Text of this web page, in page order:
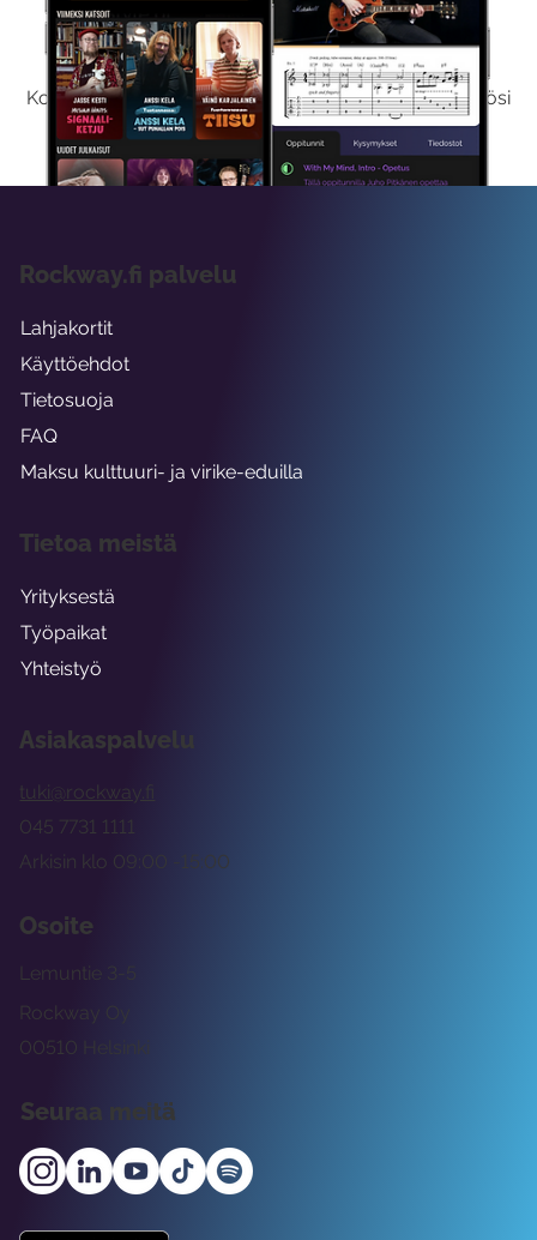
Kokeile Ilmaiseksi
Kokeilemalla ilmaiseksi saat koko sisältömme käyttöösi
viikon ajaksi.
Asiakaspalvelu
tuki@rockway.fi
Arkisin klo 09:00 -15:00
045 7731 1111
Osoite
Rockway Oy
Lemuntie 3-5
00510 Helsinki
Seuraa meitä
Rockway.fi palvelu
Lahjakortit
Käyttöehdot
Tietosuoja
FAQ
Maksu kulttuuri- ja virike-eduilla
Tietoa meistä
Yrityksestä
Työpaikat
Yhteistyö